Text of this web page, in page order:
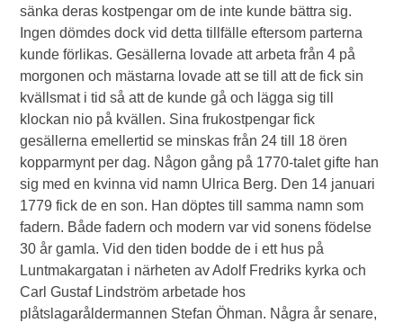
sänka deras kostpengar om de inte kunde bättra sig.
Ingen dömdes dock vid detta tillfälle eftersom parterna
kunde förlikas. Gesällerna lovade att arbeta från 4 på
morgonen och mästarna lovade att se till att de fick sin
kvällsmat i tid så att de kunde gå och lägga sig till
klockan nio på kvällen. Sina frukostpengar fick
gesällerna emellertid se minskas från 24 till 18 ören
kopparmynt per dag. Någon gång på 1770-talet gifte han
sig med en kvinna vid namn Ulrica Berg. Den 14 januari
1779 fick de en son. Han döptes till samma namn som
fadern. Både fadern och modern var vid sonens födelse
30 år gamla. Vid den tiden bodde de i ett hus på
Luntmakargatan i närheten av Adolf Fredriks kyrka och
Carl Gustaf Lindström arbetade hos
plåtslagaråldermannen Stefan Öhman. Några år senare,